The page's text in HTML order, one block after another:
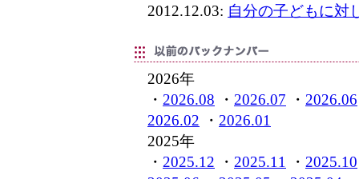
2012.12.03: 自分の子どもに対
2026年
・ 2026.08 ・ 2026.07 ・ 2026.06
2026.02 ・ 2026.01
2025年
・ 2025.12 ・ 2025.11 ・ 2025.10